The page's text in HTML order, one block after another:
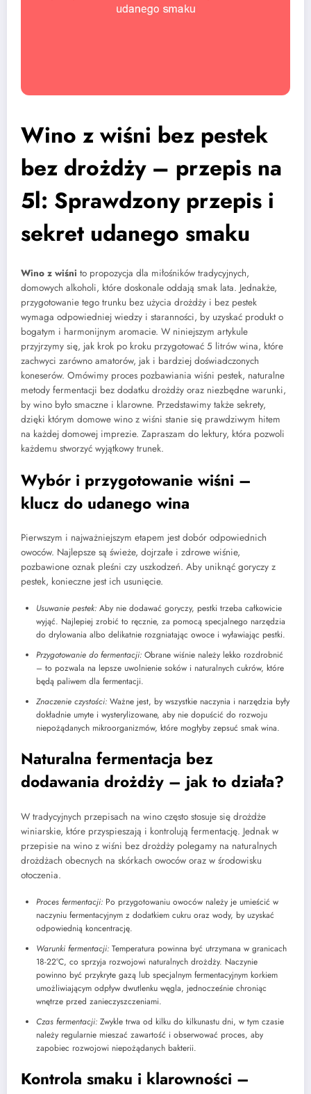
Wino z wiśni bez pestek
bez drożdży – przepis na
5l: Sprawdzony przepis i
sekret udanego smaku
Wino z wiśni to propozycja dla miłośników tradycyjnych,
domowych alkoholi, które doskonale oddają smak lata. Jednakże,
przygotowanie tego trunku bez użycia drożdży i bez pestek
wymaga odpowiedniej wiedzy i staranności, by uzyskać produkt o
bogatym i harmonijnym aromacie. W niniejszym artykule
przyjrzymy się, jak krok po kroku przygotować 5 litrów wina, które
zachwyci zarówno amatorów, jak i bardziej doświadczonych
koneserów. Omówimy proces pozbawiania wiśni pestek, naturalne
metody fermentacji bez dodatku drożdży oraz niezbędne warunki,
by wino było smaczne i klarowne. Przedstawimy także sekrety,
dzięki którym domowe wino z wiśni stanie się prawdziwym hitem
na każdej domowej imprezie. Zapraszam do lektury, która pozwoli
każdemu stworzyć wyjątkowy trunek.
Wybór i przygotowanie wiśni –
klucz do udanego wina
Pierwszym i najważniejszym etapem jest dobór odpowiednich
owoców. Najlepsze są świeże, dojrzałe i zdrowe wiśnie,
pozbawione oznak pleśni czy uszkodzeń. Aby uniknąć goryczy z
pestek, konieczne jest ich usunięcie.
Usuwanie pestek: Aby nie dodawać goryczy, pestki trzeba całkowicie
wyjąć. Najlepiej zrobić to ręcznie, za pomocą specjalnego narzędzia
do drylowania albo delikatnie rozgniatając owoce i wyławiając pestki.
Przygotowanie do fermentacji: Obrane wiśnie należy lekko rozdrobnić
– to pozwala na lepsze uwolnienie soków i naturalnych cukrów, które
będą paliwem dla fermentacji.
Znaczenie czystości: Ważne jest, by wszystkie naczynia i narzędzia były
dokładnie umyte i wysterylizowane, aby nie dopuścić do rozwoju
niepożądanych mikroorganizmów, które mogłyby zepsuć smak wina.
Naturalna fermentacja bez
dodawania drożdży – jak to działa?
W tradycyjnych przepisach na wino często stosuje się drożdże
winiarskie, które przyspieszają i kontrolują fermentację. Jednak w
przepisie na wino z wiśni bez drożdży polegamy na naturalnych
drożdżach obecnych na skórkach owoców oraz w środowisku
otoczenia.
Proces fermentacji: Po przygotowaniu owoców należy je umieścić w
naczyniu fermentacyjnym z dodatkiem cukru oraz wody, by uzyskać
odpowiednią koncentrację.
Warunki fermentacji: Temperatura powinna być utrzymana w granicach
18-22°C, co sprzyja rozwojowi naturalnych drożdży. Naczynie
powinno być przykryte gazą lub specjalnym fermentacyjnym korkiem
umożliwiającym odpływ dwutlenku węgla, jednocześnie chroniąc
wnętrze przed zanieczyszczeniami.
Czas fermentacji: Zwykle trwa od kilku do kilkunastu dni, w tym czasie
należy regularnie mieszać zawartość i obserwować proces, aby
zapobiec rozwojowi niepożądanych bakterii.
Kontrola smaku i klarowności –